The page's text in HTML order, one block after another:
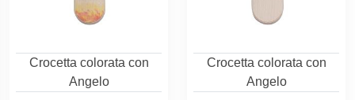
Crocetta colorata con
Angelo
Crocetta colorata con
Angelo